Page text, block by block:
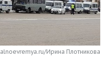
Ирина Плотникова